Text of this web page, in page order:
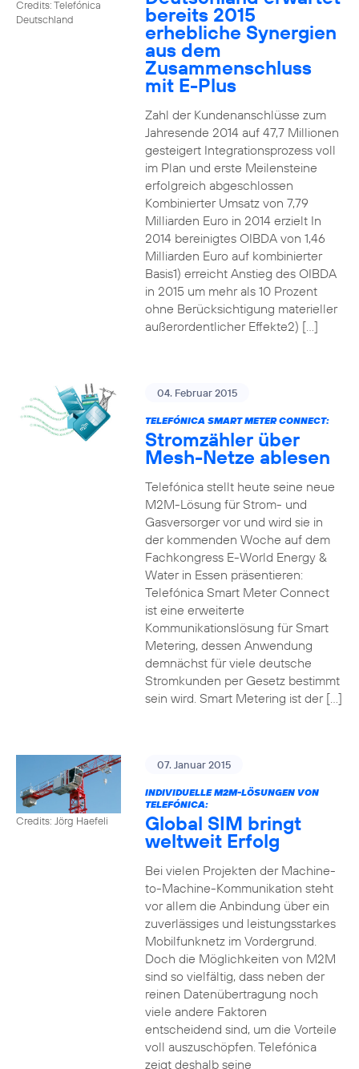
Credits: Telefónica
Deutschland
bereits 2015
erhebliche Synergien
aus dem
Zusammenschluss
mit E-Plus
Zahl der Kundenanschlüsse zum
Jahresende 2014 auf 47,7 Millionen
gesteigert Integrationsprozess voll
im Plan und erste Meilensteine
erfolgreich abgeschlossen
Kombinierter Umsatz von 7,79
Milliarden Euro in 2014 erzielt In
2014 bereinigtes OIBDA von 1,46
Milliarden Euro auf kombinierter
Basis1) erreicht Anstieg des OIBDA
in 2015 um mehr als 10 Prozent
ohne Berücksichtigung materieller
außerordentlicher Effekte2) […]
04. Februar 2015
TELEFÓNICA SMART METER CONNECT:
Stromzähler über
Mesh-Netze ablesen
Telefónica stellt heute seine neue
M2M-Lösung für Strom- und
Gasversorger vor und wird sie in
der kommenden Woche auf dem
Fachkongress E-World Energy &
Water in Essen präsentieren:
Telefónica Smart Meter Connect
ist eine erweiterte
Kommunikationslösung für Smart
Metering, dessen Anwendung
demnächst für viele deutsche
Stromkunden per Gesetz bestimmt
sein wird. Smart Metering ist der […]
Credits: Jörg Haefeli
07. Januar 2015
INDIVIDUELLE M2M-LÖSUNGEN VON
TELEFÓNICA:
Global SIM bringt
weltweit Erfolg
Bei vielen Projekten der Machine-
to-Machine-Kommunikation steht
vor allem die Anbindung über ein
zuverlässiges und leistungsstarkes
Mobilfunknetz im Vordergrund.
Doch die Möglichkeiten von M2M
sind so vielfältig, dass neben der
reinen Datenübertragung noch
viele andere Faktoren
entscheidend sind, um die Vorteile
voll auszuschöpfen. Telefónica
zeigt deshalb seine